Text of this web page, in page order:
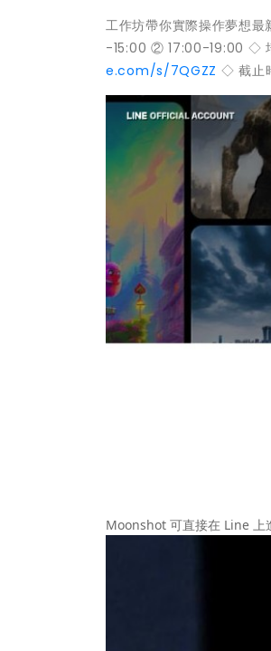
工作坊帶你實際操作夢想
-15:00 ② 17:00-19:00 ◇
e.com/s/7QGZZ ◇ 截止
Moonshot 可直接在 Line 上